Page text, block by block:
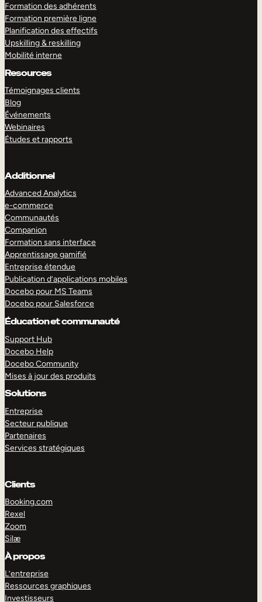
Formation des adhérents
Formation première ligne
Planification des effectifs
Upskilling & reskilling
Mobilité interne
Resources
Témoignages clients
Blog
Événements
Webinaires
Études et rapports
Additionnel
Advanced Analytics
e-commerce
Communautés
Companion
Formation sans interface
Apprentissage gamifié
Entreprise étendue
Publication d’applications mobiles
Docebo pour MS Teams
Docebo pour Salesforce
Éducation et communauté
Support Hub
Docebo Help
Docebo Community
Mises à jour des produits
Solutions
Entreprise
Secteur publique
Partenaires
Services stratégiques
Clients
Booking.com
Rexel
Zoom
Silæ
À propos
L’entreprise
Ressources graphiques
Investisseurs